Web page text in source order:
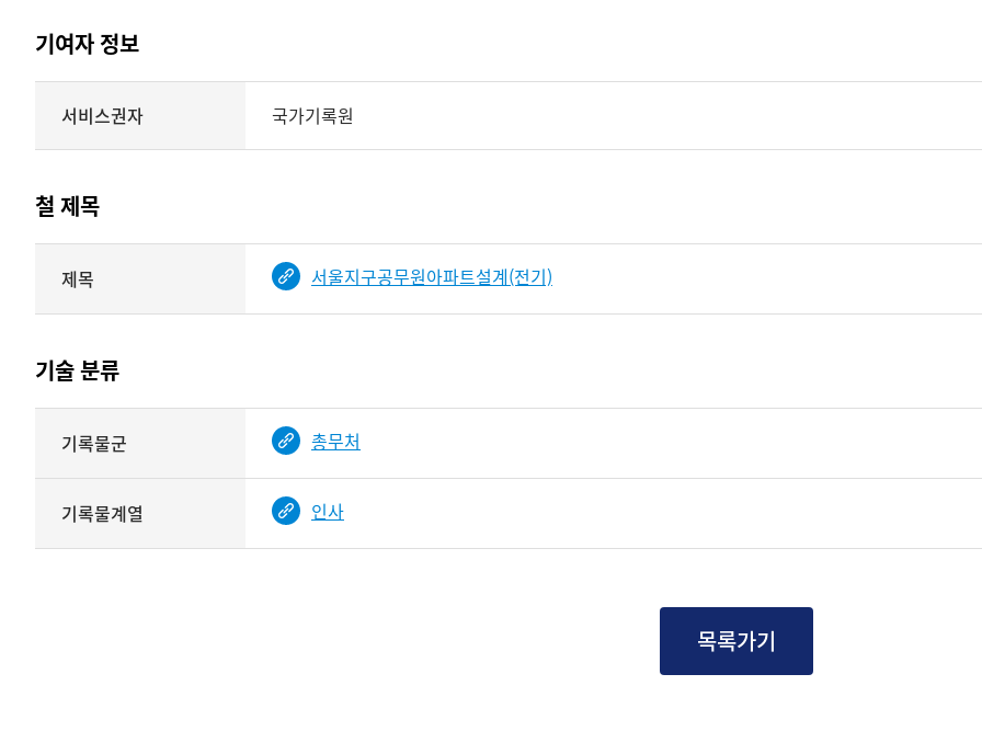
표현형태
제공
기여자 정보
기여자
정보를
테이블
기여자
제공됨
<
서비스권자 국가기록원
철 제목
기록물
건의
제목를
보여주는
표
제목 서울지구공무원아파트설계(전기)
기술 분류
분류
정보를
보여주는
표
기록물군 총무처
기록물계열 인사
목록가기